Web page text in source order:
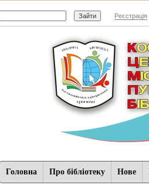
Реєстрація
Головна Про бібліотеку Нове